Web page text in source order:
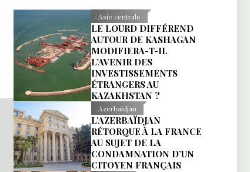
Asie centrale
LE LOURD DIFFÉREND
AUTOUR DE KASHAGAN
MODIFIERA-T-IL
L’AVENIR DES
INVESTISSEMENTS
ÉTRANGERS AU
KAZAKHSTAN ?
Azerbaïdjan
L’AZERBAÏDJAN
RÉTORQUE À LA FRANCE
AU SUJET DE LA
CONDAMNATION D’UN
CITOYEN FRANÇAIS